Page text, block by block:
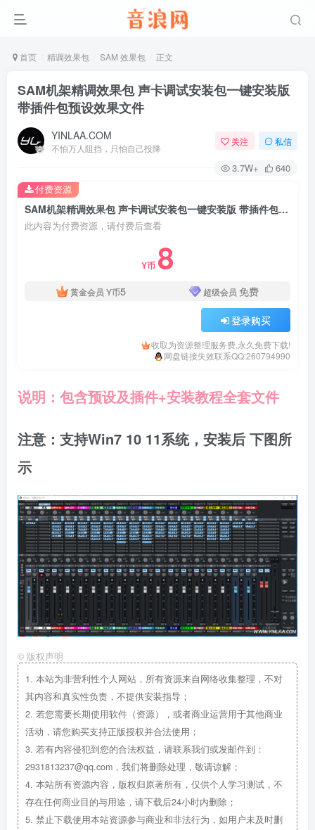
首页 精调效果包 SAM 效果包 正文
SAM机架精调效果包 声卡调试安装包一键安装版
带插件包预设效果文件
YINLAA.COM
不怕万人阻挡，只怕自己投降
关注 私信
3.7W+ 640
SAM机架精调效果包 声卡调试安装包一键安装版 带插件包预设效果文件
此内容为付费资源，请付费后查看
Y币 8
黄金会员 Y币5 超级会员 免费
登录购买
收取为资源整理服务费,永久免费下载!
网盘链接失效联系QQ:260794990
付费资源
说明：包含预设及插件+安装教程全套文件
注意：支持Win7 10 11系统，安装后 下图所
示
© 版权声明
1. 本站为非营利性个人网站，所有资源来自网络收集整理，不对
其内容和真实性负责，不提供安装指导；
2. 若您需要长期使用软件（资源），或者商业运营用于其他商业
活动，请您购买支持正版授权并合法使用；
3. 若有内容侵犯到您的合法权益，请联系我们或发邮件到：
2931813237@qq.com，我们将删除处理，敬请谅解；
4. 本站所有资源内容，版权归原著所有，仅供个人学习测试，不
存在任何商业目的与用途，请下载后24小时内删除；
5. 禁止下载使用本站资源参与商业和非法行为，如用户未及时删